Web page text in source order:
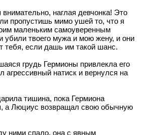
наглая девчонка! Это
пропустишь мимо ушей то, что я
маленьким самоуверенным
убили твоего мужа и мою жену, и они
тебя, если дашь им такой шанс.
грудь Гермионы привлекла его
агрессивный натиск и вернулся на
тишина, пока Гермиона
а Люциус возвращал свою обычную
ними спало, она с явным